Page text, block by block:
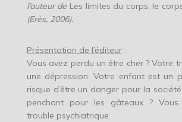
l’auteur de Les limites du corps, le
(Erès, 2006).
Présentation de l’éditeur:
Vous avez perdu un être cher ? Votre
une dépression. Votre enfant est un
risque d’être un danger pour la
penchant pour les gâteaux ? Vous
trouble psychiatrique.